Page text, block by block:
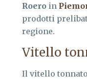
Roero in
prodotti
regione.
Vitello
Il vitello